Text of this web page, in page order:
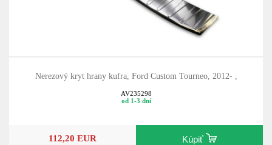
Nerezový kryt hrany kufra, Ford Custom Tourneo, 2012- ,
AV235298
od 1-3 dní
112,20 EUR Kúpiť